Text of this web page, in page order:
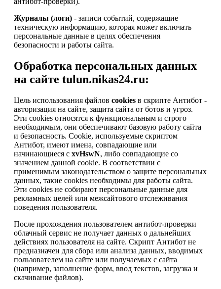
Журналы (логи) - записи событий, содержащие
техническую информацию, которая может включать
персональные данные в целях обеспечения
безопасности и работы сайта.
Обработка персональных данных
на сайте tulun.nikas24.ru:
Цель использования файлов cookies в скрипте Антибот -
авторизация на сайте, защита сайта от ботов и угроз.
Эти cookies относятся к функциональным и строго
необходимым, они обеспечивают базовую работу сайта
и безопасность. Cookie, используемые скриптом
Антибот, имеют имена, совпадающие или
начинающиеся с xvHswN, либо совпадающие со
значением данной cookie. В соответствии с
применимым законодательством о защите персональных
данных, такие cookies необходимы для работы сайта.
Эти cookies не собирают персональные данные для
рекламных целей или межсайтового отслеживания
поведения пользователя.
После прохождения пользователем антибот-проверки
облачный сервис не получает данных о дальнейших
действиях пользователя на сайте. Скрипт Антибот не
предназначен для сбора или анализа данных, вводимых
пользователем на сайте или получаемых с сайта
(например, заполнение форм, ввод текстов, загрузка и
скачивание файлов).